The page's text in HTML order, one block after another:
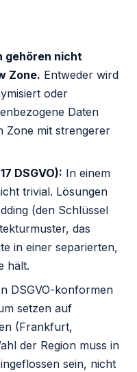
gehören nicht
Zone. Entweder wird
oder
Daten
Zone mit strengerer
DSGVO): In einem
trivial. Lösungen
(den Schlüssel
das
in einer separierten,
hält.
DSGVO-konformen
setzen auf
(Frankfurt,
der Region muss in
sein, nicht